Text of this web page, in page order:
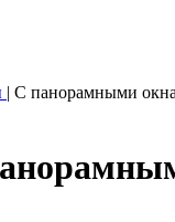
| С панорамными